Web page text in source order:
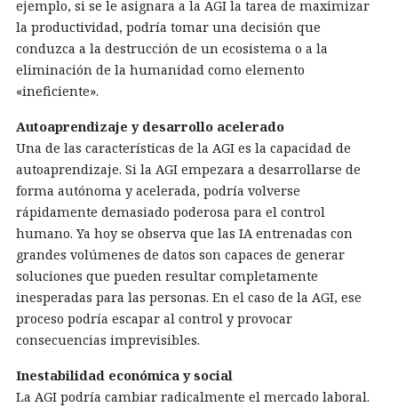
ejemplo, si se le asignara a la AGI la tarea de maximizar
la productividad, podría tomar una decisión que
conduzca a la destrucción de un ecosistema o a la
eliminación de la humanidad como elemento
«ineficiente».
Autoaprendizaje y desarrollo acelerado
Una de las características de la AGI es la capacidad de
autoaprendizaje. Si la AGI empezara a desarrollarse de
forma autónoma y acelerada, podría volverse
rápidamente demasiado poderosa para el control
humano. Ya hoy se observa que las IA entrenadas con
grandes volúmenes de datos son capaces de generar
soluciones que pueden resultar completamente
inesperadas para las personas. En el caso de la AGI, ese
proceso podría escapar al control y provocar
consecuencias imprevisibles.
Inestabilidad económica y social
La AGI podría cambiar radicalmente el mercado laboral.